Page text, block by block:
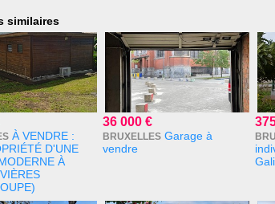
similaires
À VENDRE :
D'UNE
À
36 000 €
BRUXELLES Garage à
vendre